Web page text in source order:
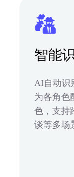
智能
AI自动识
为各角色
色，支持
谈等多场